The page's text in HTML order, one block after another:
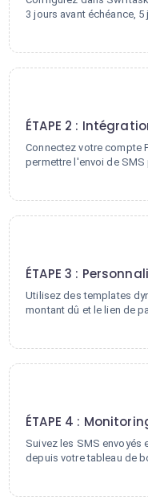
3 jours avant échéance,
ÉTAPE 2 :
Connectez votre compte
permettre l'envoi de
ÉTAPE 3 :
Utilisez des templates
montant dû et le lien de
ÉTAPE 4 :
Suivez les SMS envoyés
depuis votre tableau de